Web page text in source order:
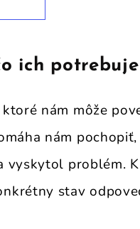
ich
ktoré nám môže
nám
vyskytol problém.
stav